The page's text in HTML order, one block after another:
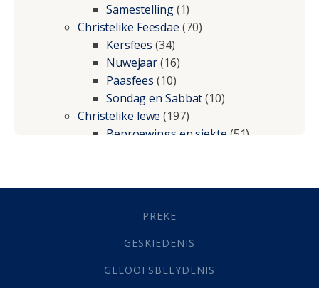
Samestelling(1)
Christelike Feesdae (70)
Kersfees (34)
Nuwejaar(16)
Paasfees (10)
Sondag en Sabbat(10)
Christelike lewe (197)
Beproewings en siekte(51)
Geestelike Groei(10)
(21)
Grys Areas(4)
Lewensdoel(3)
PREKE
GESKIEDENIS
GELOOFSBELYDENIS